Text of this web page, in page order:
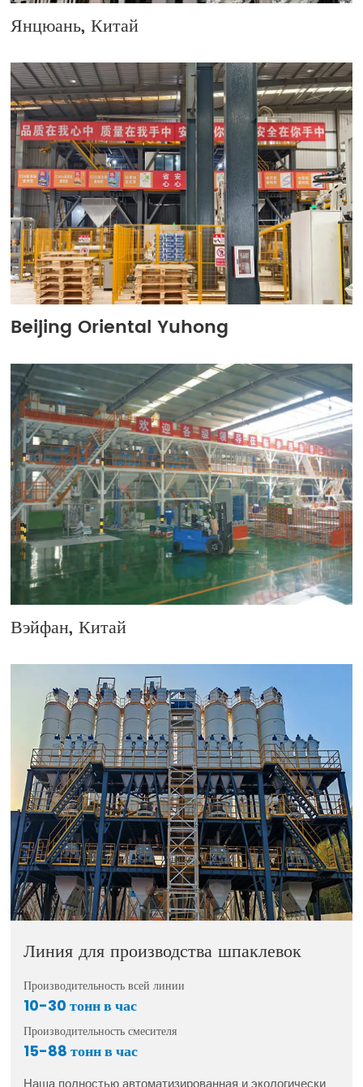
Янцюань, Китай
Beijing Oriental Yuhong
Вэйфан, Китай
Линия для производства шпаклевок
Производительность всей линии
10-30 тонн в час
Производительность смесителя
15-88 тонн в час
Наша полностью автоматизированная и экологически